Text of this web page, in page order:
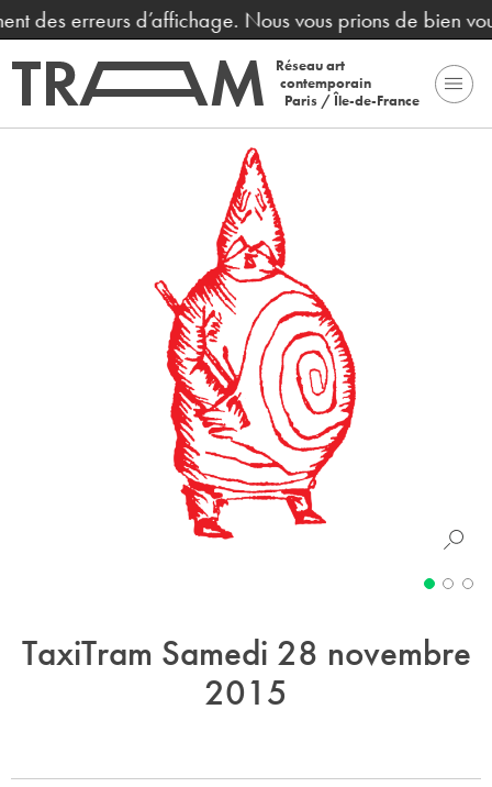
des erreurs d’affichage. Nous vous prions de bien
Réseau art
contemporain
Paris / Île-de-France
TaxiTram Samedi 28 novembre
2015